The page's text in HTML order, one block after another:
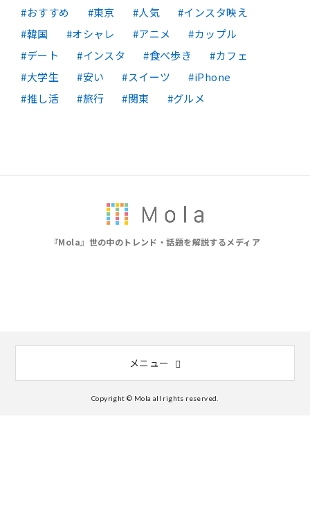
おすすめ 東京 人気
インスタ映え
韓国
オシャレ アニメ
カップル
デート
インスタ 食べ歩き
カフェ
大学生
安い スイーツ
iPhone
推し活
旅行 関東 グルメ
『Mola』世の中のトレンド・話題を解説するメディア
メニュー
Copyright © Mola all rights reserved.